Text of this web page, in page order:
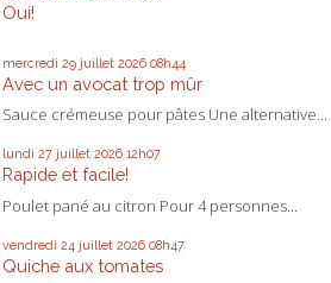
Oui!
mercredi 29 juillet 2026 08h44
Avec un avocat trop mûr
Sauce crémeuse pour pâtes Une alternative...
lundi 27 juillet 2026 12h07
Rapide et facile!
Poulet pané au citron Pour 4 personnes...
vendredi 24 juillet 2026 08h47
Quiche aux tomates